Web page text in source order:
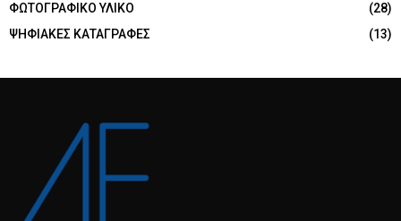
ΦΩΤΟΓΡΑΦΙΚΟ ΥΛΙΚΟ
(28)
ΨΗΦΙΑΚΕΣ ΚΑΤΑΓΡΑΦΕΣ
(13)